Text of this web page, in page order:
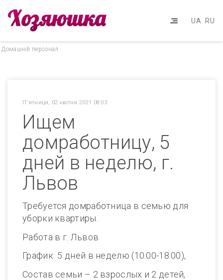
UA RU
Домашнiй персонал
П'ятниця, 02 квітня 2021 08:03
Ищем
домработницу, 5
дней в неделю, г.
Львов
Требуется домработница в семью для
уборки квартиры.
Работа в г. Львов
График 5 дней в неделю (10.00-18.00),
Состав семьи – 2 взрослых и 2 детей,